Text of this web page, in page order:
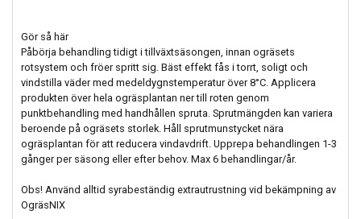
Gör så här
Påbörja behandling tidigt i tillväxtsäsongen, innan ogräsets
rotsystem och fröer spritt sig. Bäst effekt fås i torrt, soligt och
vindstilla väder med medeldygnstemperatur över 8°C. Applicera
produkten över hela ogräsplantan ner till roten genom
punktbehandling med handhållen spruta. Sprutmängden kan variera
beroende på ogräsets storlek. Håll sprutmunstycket nära
ogräsplantan för att reducera vindavdrift. Upprepa behandlingen 1-3
gånger per säsong eller efter behov. Max 6 behandlingar/år.
Obs! Använd alltid syrabeständig extrautrustning vid bekämpning av
OgräsNIX